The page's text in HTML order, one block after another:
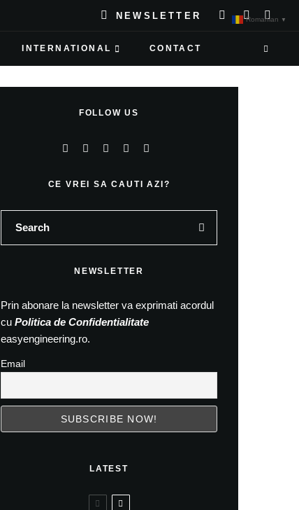
NEWSLETTER
INTERNATIONAL CONTACT
FOLLOW US
CE VREI SA CAUTI AZI?
NEWSLETTER
Prin abonare la newsletter va exprimati acordul
cu Politica de Confidentialitate
easyengineering.ro.
Email
LATEST
Romanian ▼